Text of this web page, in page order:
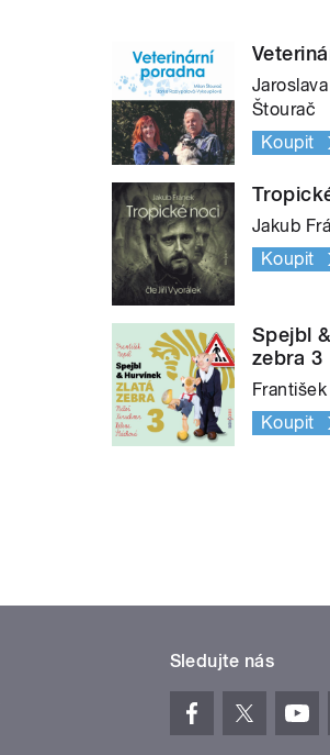
Štourač
Koupit
Jakub
Koupit
Spejbl
zebra 3
František
Koupit
Sledujte nás